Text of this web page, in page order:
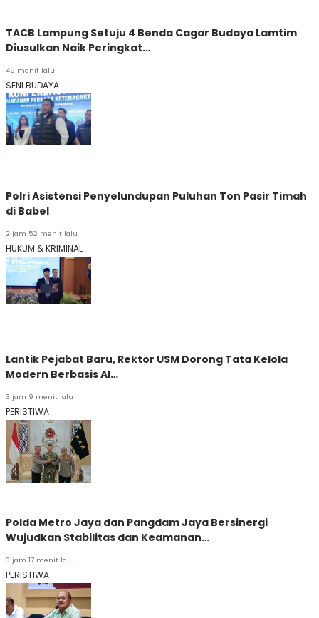
TACB Lampung Setuju 4 Benda Cagar Budaya Lamtim
Diusulkan Naik Peringkat…
49 menit lalu
SENI BUDAYA
Polri Asistensi Penyelundupan Puluhan Ton Pasir Timah
di Babel
2 jam 52 menit lalu
HUKUM & KRIMINAL
Lantik Pejabat Baru, Rektor USM Dorong Tata Kelola
Modern Berbasis AI…
3 jam 9 menit lalu
PERISTIWA
Polda Metro Jaya dan Pangdam Jaya Bersinergi
Wujudkan Stabilitas dan Keamanan…
3 jam 17 menit lalu
PERISTIWA